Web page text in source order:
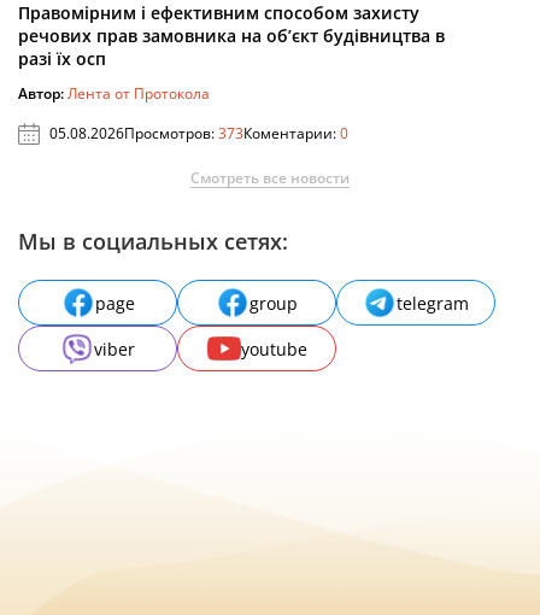
Правомірним і ефективним способом захисту
речових прав замовника на об’єкт будівництва в
разі їх осп
Автор:Лента от Протокола
05.08.2026Просмотров:373Коментарии:0
Смотреть все новости
Мы в социальных сетях:
page group
telegram
viber
youtube